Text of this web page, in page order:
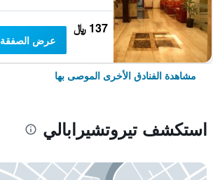
137 ﷼
عرض الصفقة
مشاهدة الفنادق الأخرى الموصى بها
استكشف تيروتشيرابالي